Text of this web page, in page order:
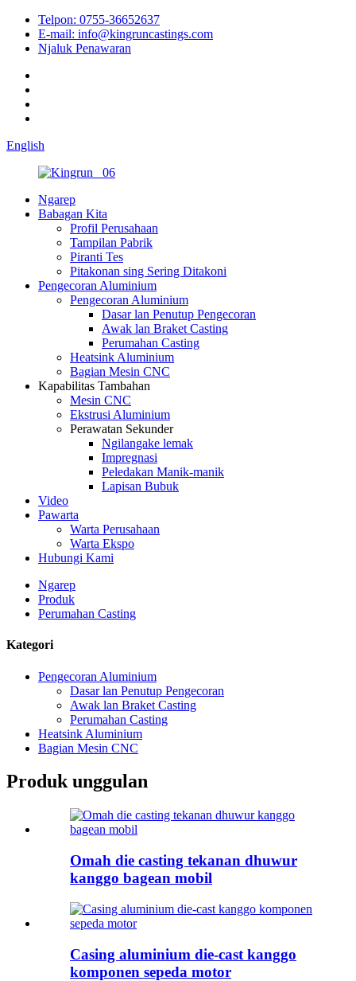
Telpon: 0755-36652637
E-mail: info@kingruncastings.com
Njaluk Penawaran
English
Ngarep
Babagan Kita
Profil Perusahaan
Tampilan Pabrik
Piranti Tes
Pitakonan sing Sering Ditakoni
Pengecoran Aluminium
Pengecoran Aluminium
Dasar lan Penutup Pengecoran
Awak lan Braket Casting
Perumahan Casting
Heatsink Aluminium
Bagian Mesin CNC
Kapabilitas Tambahan
Mesin CNC
Ekstrusi Aluminium
Perawatan Sekunder
Ngilangake lemak
Impregnasi
Peledakan Manik-manik
Lapisan Bubuk
Video
Pawarta
Warta Perusahaan
Warta Ekspo
Hubungi Kami
Ngarep
Produk
Perumahan Casting
Kategori
Pengecoran Aluminium
Dasar lan Penutup Pengecoran
Awak lan Braket Casting
Perumahan Casting
Heatsink Aluminium
Bagian Mesin CNC
Produk unggulan
Omah die casting tekanan dhuwur
kanggo bagean mobil
Casing aluminium die-cast kanggo
komponen sepeda motor